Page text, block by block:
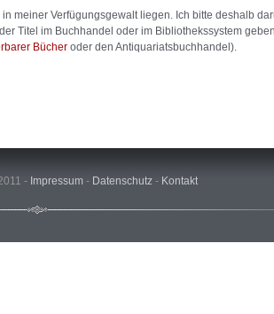
meiner Verfügungsgewalt liegen. Ich bitte deshalb
Titel im Buchhandel oder im Bibliothekssystem
Bücher oder den Antiquariatsbuchhandel).
- Impressum - Datenschutz - Kontakt